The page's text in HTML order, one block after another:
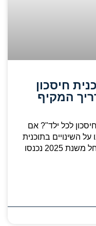
חיסכון
– המדריך המקיף
"חיסכון לכל ילד"? אם
השינויים בתוכנית
"חיסכון לכל ילד", חשוב שתדע שהחל משנת 2025 נכנסו